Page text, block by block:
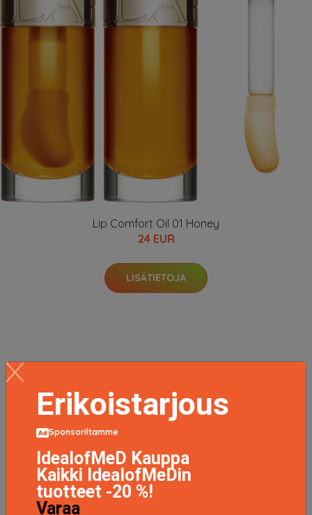
Lip Comfort Oil 01 Honey
24 EUR
LISÄTIETOJA
Erikoistarjous
Sponsoriltamme
IdealofMeD Kauppa
Kaikki IdealofMeDin
tuotteet -20 %!
Varaa